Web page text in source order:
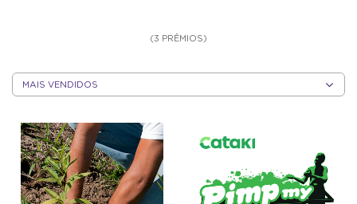
(3 PRÊMIOS)
CLASSIFICAR
POR
CATEGORIA